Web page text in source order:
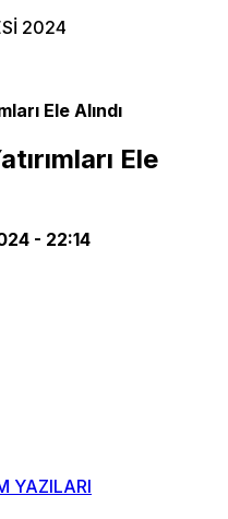
2024
Ele Alındı
Ele
- 22:14
YAZILARI